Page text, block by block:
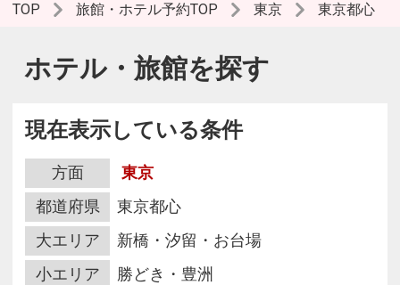
TOP 旅館・ホテル予約TOP 東京 東京都心
ホテル・旅館を探す
現在表示している条件
方面
東京
都道府県
東京都心
大エリア
新橋・汐留・お台場
小エリア
勝どき・豊洲